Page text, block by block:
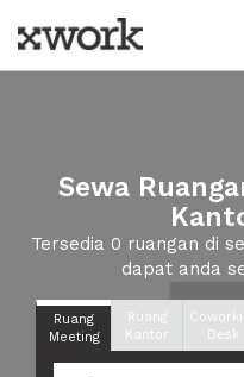
Sewa
Tersedia 0 ruangan di
dapat anda
Ruang
Meeting
Ruang
Kantor
Desk